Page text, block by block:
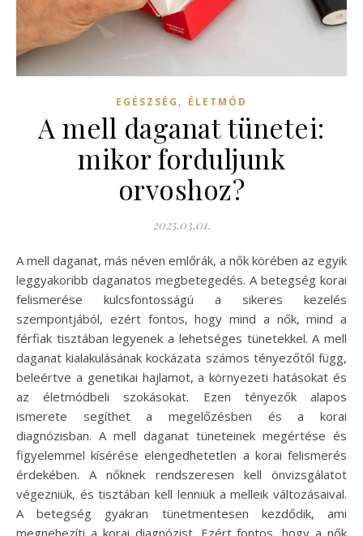
EGÉSZSÉG , ÉLETMÓD
A mell daganat tünetei:
mikor forduljunk
orvoshoz?
2025.03.01.
A mell daganat, más néven emlőrák, a nők körében az egyik
leggyakoribb daganatos megbetegedés. A betegség korai
felismerése kulcsfontosságú a sikeres kezelés
szempontjából, ezért fontos, hogy mind a nők, mind a
férfiak tisztában legyenek a lehetséges tünetekkel. A mell
daganat kialakulásának kockázata számos tényezőtől függ,
beleértve a genetikai hajlamot, a környezeti hatásokat és
az életmódbeli szokásokat. Ezen tényezők alapos
ismerete segíthet a megelőzésben és a korai
diagnózisban. A mell daganat tüneteinek megértése és
figyelemmel kísérése elengedhetetlen a korai felismerés
érdekében. A nőknek rendszeresen kell önvizsgálatot
végezniük, és tisztában kell lenniük a melleik változásaival.
A betegség gyakran tünetmentesen kezdődik, ami